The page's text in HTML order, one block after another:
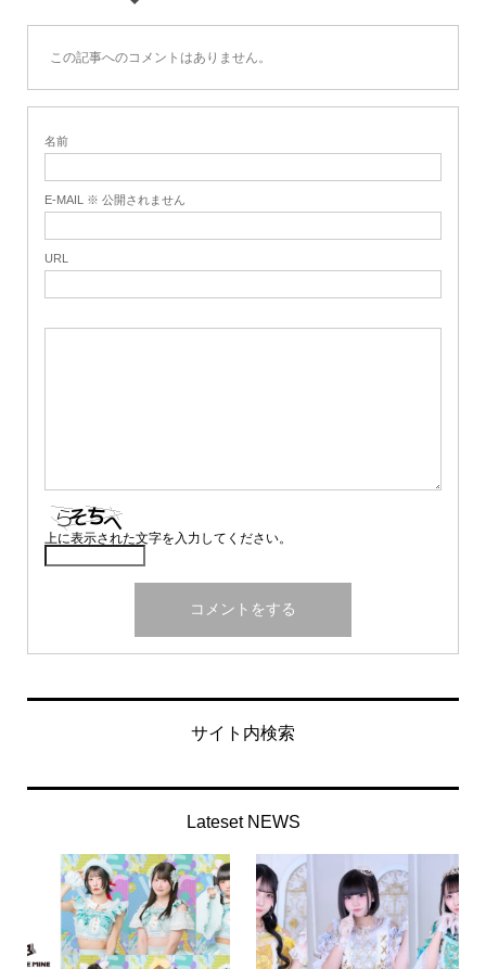
この記事へのコメントはありません。
名前
E-MAIL ※ 公開されません
URL
上に表示された文字を入力してください。
サイト内検索
Lateset NEWS